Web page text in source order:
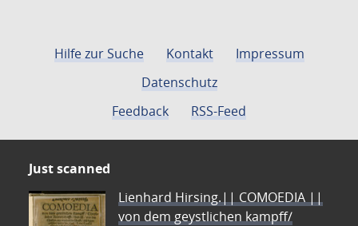
Hilfe zur Suche Kontakt
Impressum
Datenschutz
Feedback
RSS-Feed
Just scanned
Lienhard Hirsing.|| COMOEDIA ||
von dem geystlichen kampff/